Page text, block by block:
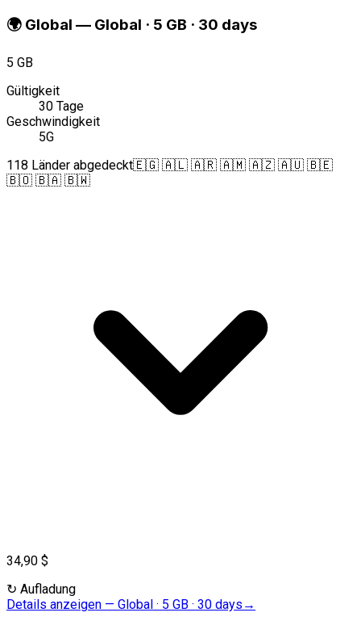
🌍 Global — Global · 5 GB · 30 days
5 GB
Gültigkeit
30 Tage
Geschwindigkeit
5G
118 Länder abgedeckt🇪🇬 🇦🇱 🇦🇷 🇦🇲 🇦🇿 🇦🇺 🇧🇪
🇧🇴 🇧🇦 🇧🇼
34,90 $
↻ Aufladung
Details anzeigen — Global · 5 GB · 30 days →